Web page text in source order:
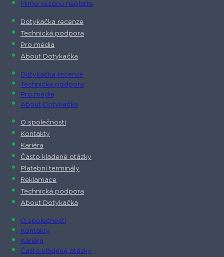
Mimo sezónu neplaťte
Dotykačka recenze
Technická podpora
Pro média
About Dotykačka
Dotykačka recenze
Technická podpora
Pro média
About Dotykačka
O společnosti
Kontakty
Kariéra
Často kladené otázky
Platební terminály
Reklamace
Technická podpora
About Dotykačka
O společnosti
Kontakty
Kariéra
Často kladené otázky